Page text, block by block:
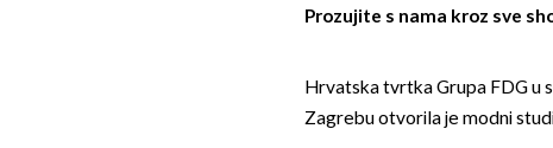
Prozujite s nama kroz sve
Hrvatska tvrtka Grupa FDG u
Zagrebu otvorila je modni